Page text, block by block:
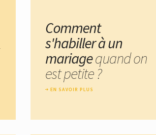
Comment
s'habiller à un
mariagequand on
est petite ?
EN SAVOIR PLUS